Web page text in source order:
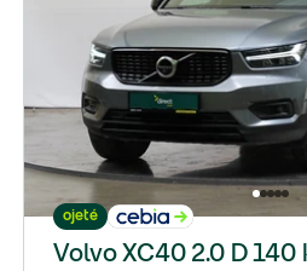
ojeté
Volvo XC40 2.0 D 140